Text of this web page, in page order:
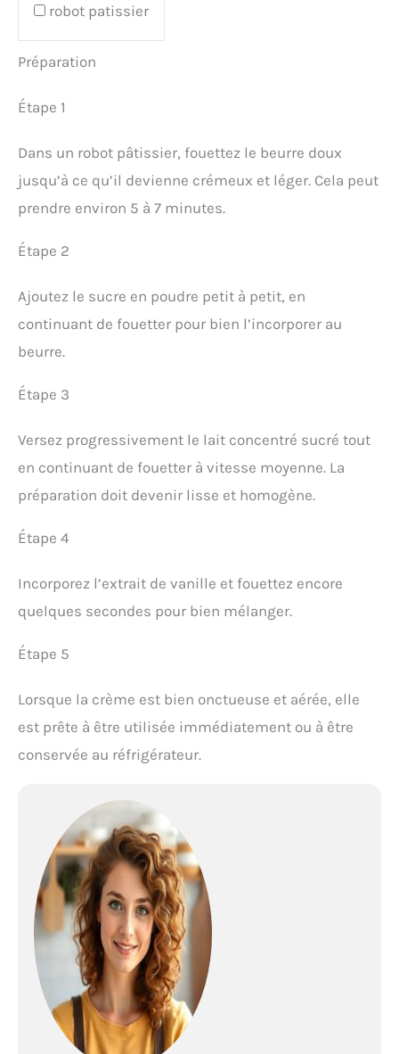
robot patissier
Préparation
Étape 1
Dans un robot pâtissier, fouettez le beurre doux
jusqu’à ce qu’il devienne crémeux et léger. Cela peut
prendre environ 5 à 7 minutes.
Étape 2
Ajoutez le sucre en poudre petit à petit, en
continuant de fouetter pour bien l’incorporer au
beurre.
Étape 3
Versez progressivement le lait concentré sucré tout
en continuant de fouetter à vitesse moyenne. La
préparation doit devenir lisse et homogène.
Étape 4
Incorporez l’extrait de vanille et fouettez encore
quelques secondes pour bien mélanger.
Étape 5
Lorsque la crème est bien onctueuse et aérée, elle
est prête à être utilisée immédiatement ou à être
conservée au réfrigérateur.